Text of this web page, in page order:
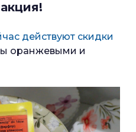
действуют скидки
оранжевыми и